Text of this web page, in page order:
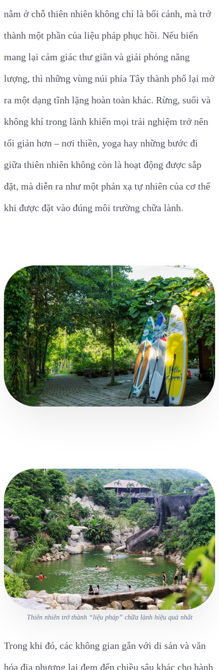
nằm ở chỗ thiên nhiên không chỉ là bối cảnh, mà trở
thành một phần của liệu pháp phục hồi. Nếu biển
mang lại cảm giác thư giãn và giải phóng năng
lượng, thì những vùng núi phía Tây thành phố lại mở
ra một dạng tĩnh lặng hoàn toàn khác. Rừng, suối và
không khí trong lành khiến mọi trải nghiệm trở nên
tối giản hơn – nơi thiền, yoga hay những bước đi
giữa thiên nhiên không còn là hoạt động được sắp
đặt, mà diễn ra như một phản xạ tự nhiên của cơ thể
khi được đặt vào đúng môi trường chữa lành.
Thiên nhiên trở thành “liệu pháp” chữa lành hiệu quả nhất
Trong khi đó, các không gian gắn với di sản và văn
hóa địa phương lại đem đến chiều sâu khác cho hành